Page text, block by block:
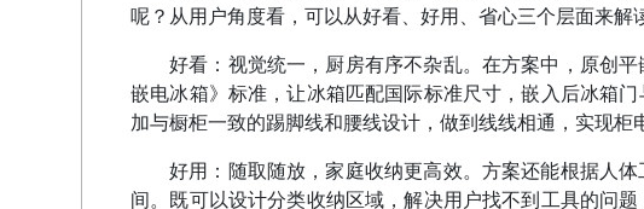
呢？从用户角度看，可以从好看、好用、省心三个层面来解
好看：视觉统一，厨房有序不杂乱。在方案中，原创
嵌电冰箱》标准，让冰箱匹配国际标准尺寸，嵌入后冰箱
加与橱柜一致的踢脚线和腰线设计，做到线线相通，实现柜
好用：随取随放，家庭收纳更高效。方案还能根据人
间。既可以设计分类收纳区域，解决用户找不到工具的问